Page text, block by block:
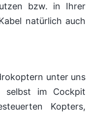
bzw. in Ihrer
natürlich auch
unter uns
selbst im Cockpit
Kopters,